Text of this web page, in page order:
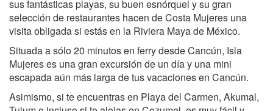
sus fantásticas playas, su buen esnórquel y su gran
selección de restaurantes hacen de Costa Mujeres una
visita obligada si estás en la Riviera Maya de México.
Situada a sólo 20 minutos en ferry desde Cancún, Isla
Mujeres es una gran excursión de un día y una mini
escapada aún más larga de tus vacaciones en Cancún.
Asimismo, si te encuentras en Playa del Carmen, Akumal,